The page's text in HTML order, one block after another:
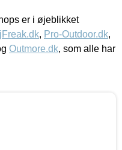
er i øjeblikket
, Pro-Outdoor.dk,
Outmore.dk, som alle har